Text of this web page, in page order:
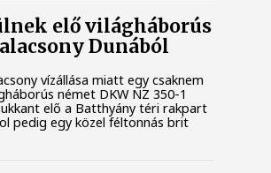
elő világháborús
Dunából
vízállása miatt egy csaknem
német DKW NZ 350-1
elő a Batthyány téri rakpart
pedig egy közel féltonnás brit